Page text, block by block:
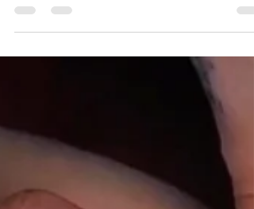
¿Sientes la espalda cargada y crees que
debes tonificar la zona dorsal? ¡Cuidado, es
esa musculatura ya sufre una sobrecarga
máxima. El verdadero origen del problema
suele estar en el acortamiento de la cadena
anterior (pecho y hombros). En Centro
Kyomu te proponemos un abordaje global:
abrir la parte delantera para que tu espalda
relaje de forma natural. ¡Visita
www.centrokyomu.com y descúbrelo